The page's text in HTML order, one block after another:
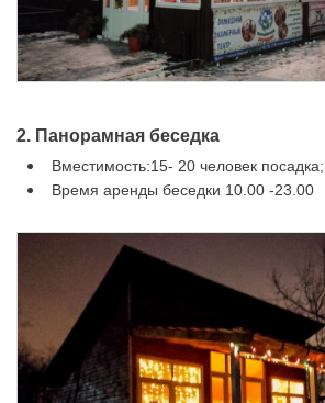
2. Панорамная беседка
Вместимость:15- 20 человек посадка;
Время аренды беседки 10.00 -23.00